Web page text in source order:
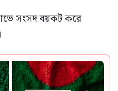
সংসদ বয়কট করে